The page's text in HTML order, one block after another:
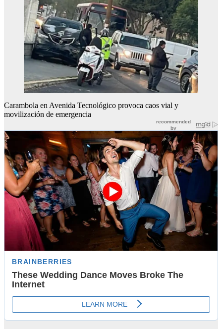
Carambola en Avenida Tecnológico provoca caos vial y
movilización de emergencia